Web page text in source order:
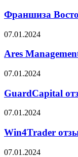
оборот,
отзывы
Франшиза
Ares
отзывы,
или
07.01.2024
Ares
GuardCapital
платят
или
нет?
07.01.2024
GuardCapital
Win4Trader
платят
нет?
07.01.2024
Win4Trader
First
07.01.2024